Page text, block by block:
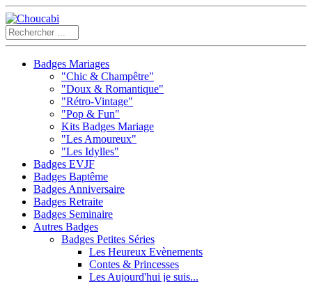
Badges Mariages
"Chic & Champêtre"
"Doux & Romantique"
"Rétro-Vintage"
"Pop & Fun"
Kits Badges Mariage
"Les Amoureux"
"Les Idylles"
Badges EVJF
Badges Baptême
Badges Anniversaire
Badges Retraite
Badges Seminaire
Autres Badges
Badges Petites Séries
Les Heureux Evènements
Contes & Princesses
Les Aujourd'hui je suis...